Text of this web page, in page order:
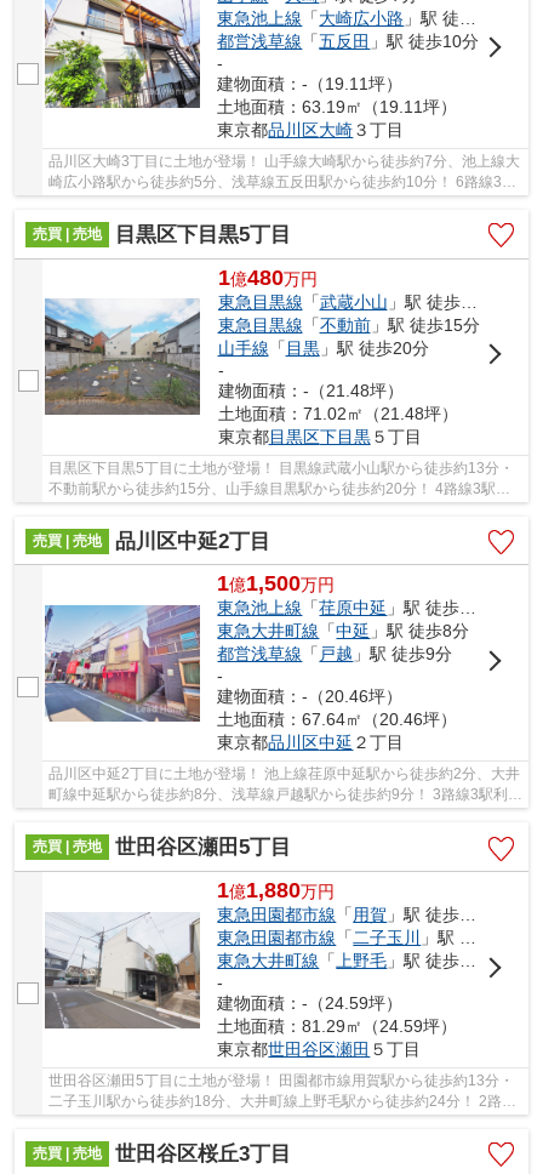
東急池上線 「大崎広小路 」駅 徒歩5分
都営浅草線 「五反田 」駅 徒歩10分
-
建物面積：-（19.11坪）
土地面積：63.19㎡（19.11坪）
東京都品川区大崎３丁目
品川区大崎3丁目に土地が登場！ 山手線大崎駅から徒歩約7分、池上線大
崎広小路駅から徒歩約5分、浅草線五反田駅から徒歩約10分！ 6路線3駅
利用可能な大変便利な立地に位置した物件です...
売買 | 売地
目黒区下目黒5丁目
1億480万円
東急目黒線 「武蔵小山 」駅 徒歩13分
東急目黒線 「不動前」駅 徒歩15分
山手線 「 目黒」駅 徒歩20分
-
建物面積：-（21.48坪）
土地面積：71.02㎡（21.48坪）
東京都目黒区下目黒５丁目
目黒区下目黒5丁目に土地が登場！ 目黒線武蔵小山駅から徒歩約13分・
不動前駅から徒歩約15分、山手線目黒駅から徒歩約20分！ 4路線3駅利
用可能な大変便利な立地に位置した物件です。 ...
売買 | 売地
品川区中延2丁目
1億1,500万円
東急池上線 「荏原中延 」駅 徒歩2分
東急大井町線 「中延 」駅 徒歩8分
都営浅草線 「 戸越 」駅 徒歩9分
-
建物面積：-（20.46坪）
土地面積：67.64㎡（20.46坪）
東京都品川区中延 ２丁目
品川区中延2丁目に土地が登場！ 池上線荏原中延駅から徒歩約2分、大井
町線中延駅から徒歩約8分、浅草線戸越駅から徒歩約9分！ 3路線3駅利用
売買 | 売地
世田谷区瀬田5丁目
1億1,880万円
東急田園都市線 「用賀 」駅 徒歩13分
東急田園都市線 「二子玉川
」駅 徒歩18分
東急大井町線 「上野毛 」駅 徒歩24分
-
建物面積：-（24.59坪）
土地面積：81.29㎡（24.59坪）
東京都世田谷区瀬田 ５丁目
世田谷区瀬田5丁目に土地が登場！ 田園都市線用賀駅から徒歩約13分・
二子玉川駅から徒歩約18分、大井町線上野毛駅から徒歩約24分！ 2路線
売買 | 売地
世田谷区桜丘3丁目